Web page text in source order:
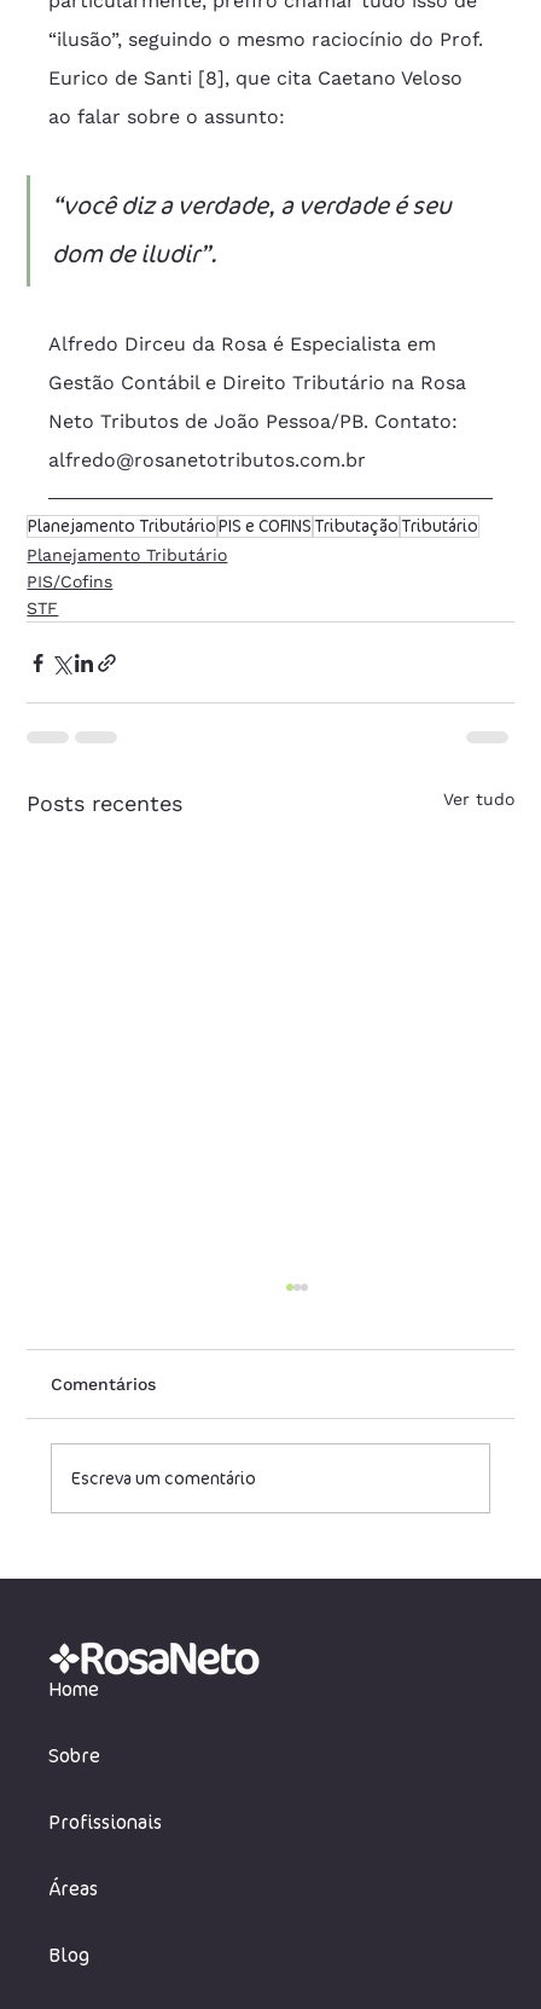
“ilusão”, seguindo o mesmo raciocínio do Prof.
Eurico de Santi [8], que cita Caetano Veloso
ao falar sobre o assunto:
“você diz a verdade, a verdade é seu
dom de iludir”.
Alfredo Dirceu da Rosa é Especialista em
Gestão Contábil e Direito Tributário na Rosa
Neto Tributos de João Pessoa/PB. Contato:
alfredo@rosanetotributos.com.br
Planejamento TributárioPIS e COFINSTributaçãoTributário
Planejamento Tributário
PIS/Cofins
STF
Posts recentes Ver tudo
Comentários
Escreva um comentário
Home
Sobre
Profissionais
Áreas
Blog